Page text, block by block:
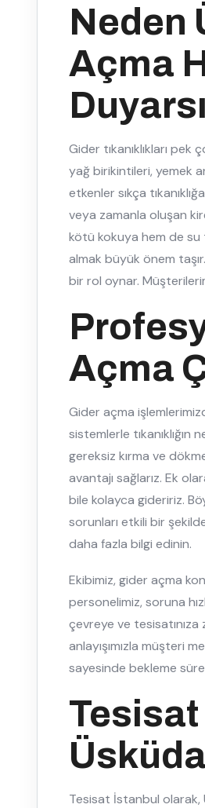
Neden
Açma
Gider tıkanıklıkları
yağ birikintileri, yemek
etkenler sıkça
veya zamanla oluşan
kötü kokuya hem de su
almak büyük önem
bir rol oynar.
Açma
Gider açma
sistemlerle
gereksiz kırma ve
avantajı sağlarız. Ek
bile kolayca gideririz.
sorunları etkili bir
daha fazla bilgi edinin.
Ekibimiz, gider açma
personelimiz, soruna
çevreye ve
anlayışımızla müşteri
sayesinde bekleme
Tesisat İstanbul olarak,